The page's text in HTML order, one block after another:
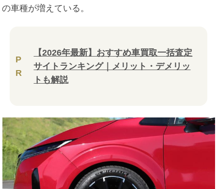
の車種が増えている。
P
R
【2026年最新】おすすめ車買取一括査定
サイトランキング｜メリット・デメリッ
トも解説